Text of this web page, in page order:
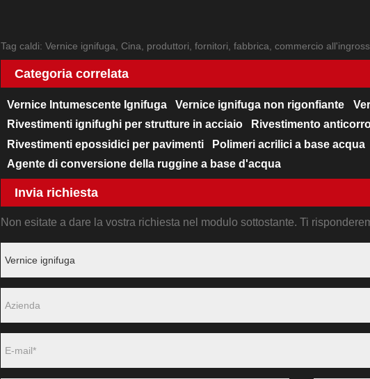
Tag caldi: Vernice ignifuga, Cina, produttori, fornitori, fabbrica, commercio
Categoria correlata
Vernice Intumescente Ignifuga Vernice ignifuga non rigonfiante
Rivestimenti ignifughi per strutture in acciaio
Rivestimento
Rivestimenti epossidici per pavimenti
Polimeri acrilici a base acqua
Agente di conversione della ruggine a base d'acqua
Invia richiesta
Non esitate a dare la vostra richiesta nel modulo sottostante. Ti